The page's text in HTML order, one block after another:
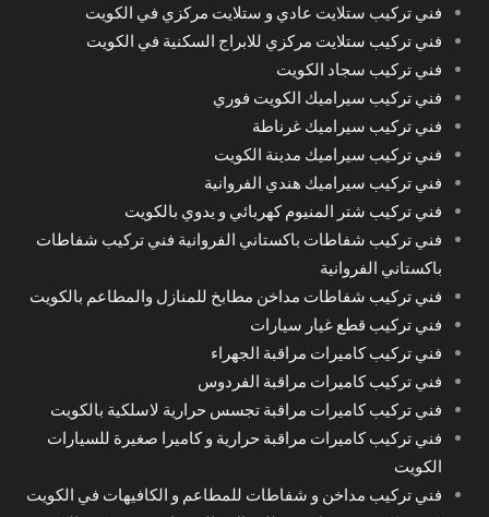
فني تركيب ستلايت عادي و ستلايت مركزي في الكويت
فني تركيب ستلايت مركزي للابراج السكنية في الكويت
فني تركيب سجاد الكويت
فني تركيب سيراميك الكويت فوري
فني تركيب سيراميك غرناطة
فني تركيب سيراميك مدينة الكويت
فني تركيب سيراميك هندي الفروانية
فني تركيب شتر المنيوم كهربائي و يدوي بالكويت
فني تركيب شفاطات باكستاني الفروانية فني تركيب شفاطات
باكستاني الفروانية
فني تركيب شفاطات مداخن مطابخ للمنازل والمطاعم بالكويت
فني تركيب قطع غيار سيارات
فني تركيب كاميرات مراقبة الجهراء
فني تركيب كاميرات مراقبة الفردوس
فني تركيب كاميرات مراقبة تجسس حرارية لاسلكية بالكويت
فني تركيب كاميرات مراقبة حرارية و كاميرا صغيرة للسيارات
الكويت
فني تركيب مداخن و شفاطات للمطاعم و الكافيهات في الكويت